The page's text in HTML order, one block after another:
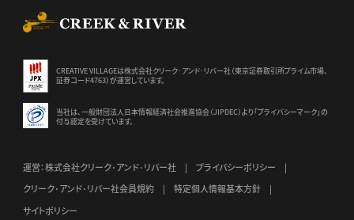
CREATIVE VILLAGEは株式会社クリーク･アンド･リバー社（東京証券取引所プライム市場、
証券コード4763）が運営しています。
当社は、一般財団法人日本情報経済社会推進協会（JIPDEC）より 「プライバシーマーク」の
付与認定を受けています。
運営：株式会社クリーク･アンド･リバー社
プライバシーポリシー
クリーク･アンド･リバー社会員規約
特定個人情報基本方針
サイトポリシー